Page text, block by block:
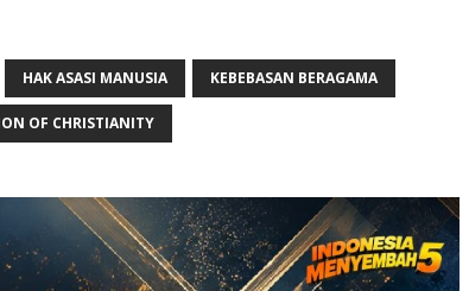
HAK ASASI MANUSIA KEBEBASAN BERAGAMA
OF CHRISTIANITY